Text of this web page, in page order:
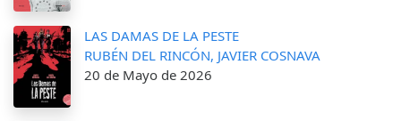
LAS DAMAS DE LA PESTE
RUBÉN DEL RINCÓN, JAVIER COSNAVA
20 de Mayo de 2026